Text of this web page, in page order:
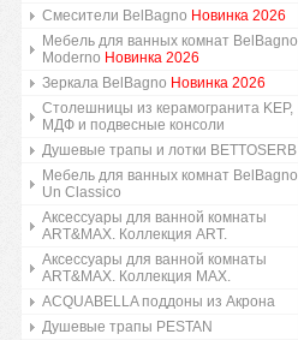
Смесители BelBagno Новинка 2026
Мебель для ванных комнат BelBagno
Moderno Новинка 2026
Зеркала BelBagno Новинка 2026
Столешницы из керамогранита KEP,
МДФ и подвесные консоли
Душевые трапы и лотки BETTOSERB
Мебель для ванных комнат BelBagno
Un Classico
Аксессуары для ванной комнаты
ART&MAX. Коллекция ART.
Аксессуары для ванной комнаты
ART&MAX. Коллекция MAX.
ACQUABELLA поддоны из Акрона
Душевые трапы PESTAN